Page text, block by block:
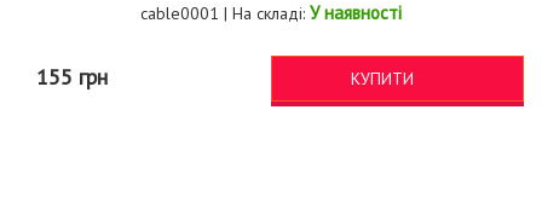
cable0001 | На складі: У наявності
155 грн КУПИТИ